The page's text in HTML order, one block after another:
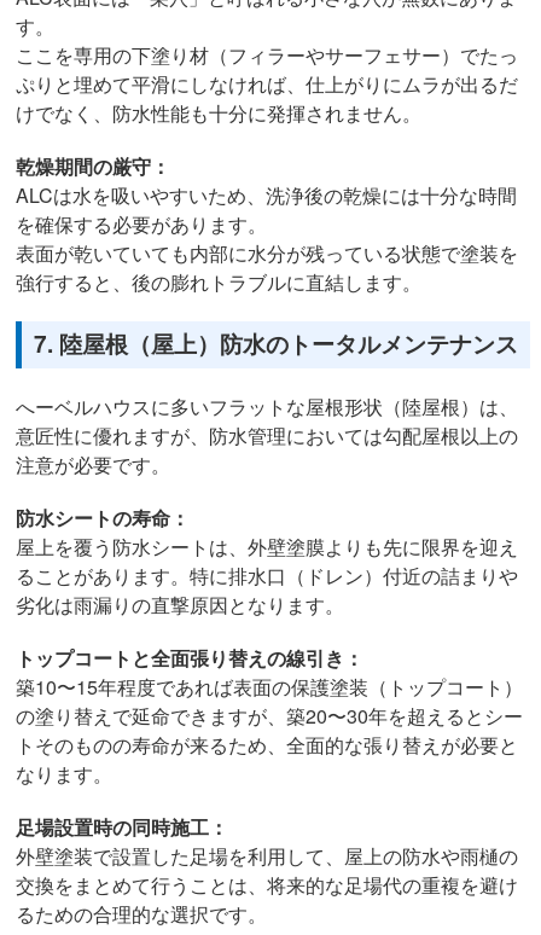
す。
ここを専用の下塗り材（フィラーやサーフェサー）でたっ
ぷりと埋めて平滑にしなければ、仕上がりにムラが出るだ
けでなく、防水性能も十分に発揮されません。
乾燥期間の厳守：
ALCは水を吸いやすいため、洗浄後の乾燥には十分な時間
を確保する必要があります。
表面が乾いていても内部に水分が残っている状態で塗装を
強行すると、後の膨れトラブルに直結します。
7. 陸屋根（屋上）防水のトータルメンテナンス
へーベルハウスに多いフラットな屋根形状（陸屋根）は、
意匠性に優れますが、防水管理においては勾配屋根以上の
注意が必要です。
防水シートの寿命：
屋上を覆う防水シートは、外壁塗膜よりも先に限界を迎え
ることがあります。特に排水口（ドレン）付近の詰まりや
劣化は雨漏りの直撃原因となります。
トップコートと全面張り替えの線引き：
築10〜15年程度であれば表面の保護塗装（トップコート）
の塗り替えで延命できますが、築20〜30年を超えるとシー
トそのものの寿命が来るため、全面的な張り替えが必要と
なります。
足場設置時の同時施工：
外壁塗装で設置した足場を利用して、屋上の防水や雨樋の
交換をまとめて行うことは、将来的な足場代の重複を避け
るための合理的な選択です。